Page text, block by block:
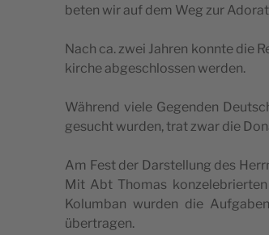
beten wir auf dem Weg zur
Nach ca. zwei Jah­ren konn­te die
kir­che abge­schlos­sen werden.
Wäh­rend vie­le Gegen­den
ge­sucht wur­den, trat zwar die
Am Fest der Dar­stel­lung des
Mit Abt Tho­mas
Kolum­ban wur­den die
übertragen.